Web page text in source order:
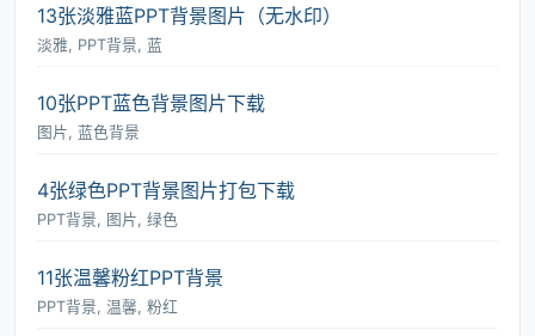
13张淡雅蓝PPT背景图片（无水印）
淡雅, PPT背景, 蓝
10张PPT蓝色背景图片下载
图片, 蓝色背景
4张绿色PPT背景图片打包下载
PPT背景, 图片, 绿色
11张温馨粉红PPT背景
PPT背景, 温馨, 粉红